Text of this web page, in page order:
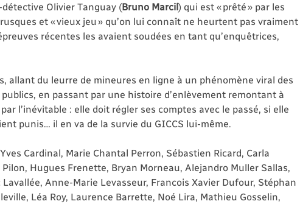
Olivier Tanguay (Bruno Marcil) qui est « prêté » par les
et « vieux jeu » qu’on lui connaît ne heurtent pas vraiment
récentes les avaient soudées en tant qu’enquêtrices,
allant du leurre de mineures en ligne à un phénomène viral des
en passant par une histoire d’enlèvement remontant à
l’inévitable : elle doit régler ses comptes avec le passé, si elle
punis… il en va de la survie du GICCS lui-même.
Cardinal, Marie Chantal Perron, Sébastien Ricard, Carla
Hugues Frenette, Bryan Morneau, Alejandro Muller Sallas,
Anne-Marie Levasseur, Francois Xavier Dufour, Stéphan
Léa Roy, Laurence Barrette, Noé Lira, Mathieu Gosselin,